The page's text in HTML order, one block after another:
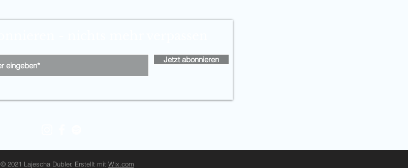
Jetzt abonnieren
© 2021 Lajescha Dubler. Erstellt mit Wix.com